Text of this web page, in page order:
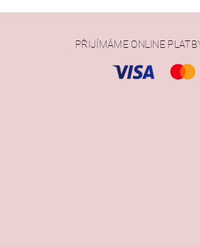
PŘIJÍMÁME ONLINE